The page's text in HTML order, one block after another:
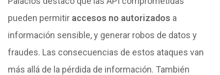
pueden permitir accesos no autorizados a
información sensible, y generar robos de datos y
fraudes. Las consecuencias de estos ataques van
más allá de la pérdida de información. También